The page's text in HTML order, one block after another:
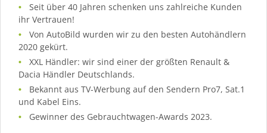
Seit über 40 Jahren schenken uns zahlreiche Kunden
ihr Vertrauen!
Von AutoBild wurden wir zu den besten Autohändlern
2020 gekürt.
XXL Händler: wir sind einer der größten Renault &
Dacia Händler Deutschlands.
Bekannt aus TV-Werbung auf den Sendern Pro7, Sat.1
und Kabel Eins.
Gewinner des Gebrauchtwagen-Awards 2023.